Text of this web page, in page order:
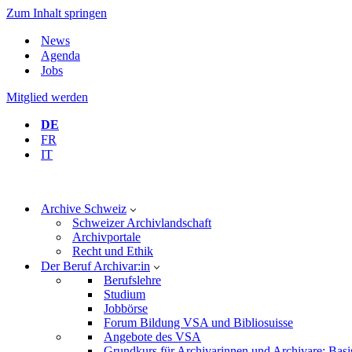
Zum Inhalt springen
News
Agenda
Jobs
Mitglied werden
DE
FR
IT
Archive Schweiz
Schweizer Archivlandschaft
Archivportale
Recht und Ethik
Der Beruf Archivar:in
Berufslehre
Studium
Jobbörse
Forum Bildung VSA und Bibliosuisse
Angebote des VSA